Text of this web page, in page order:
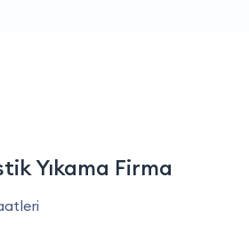
Yıkama Firma